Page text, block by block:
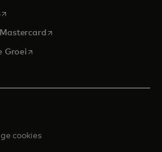
opens in a new tab
opens in a new tab
Groeiopens in a new tab
cookies